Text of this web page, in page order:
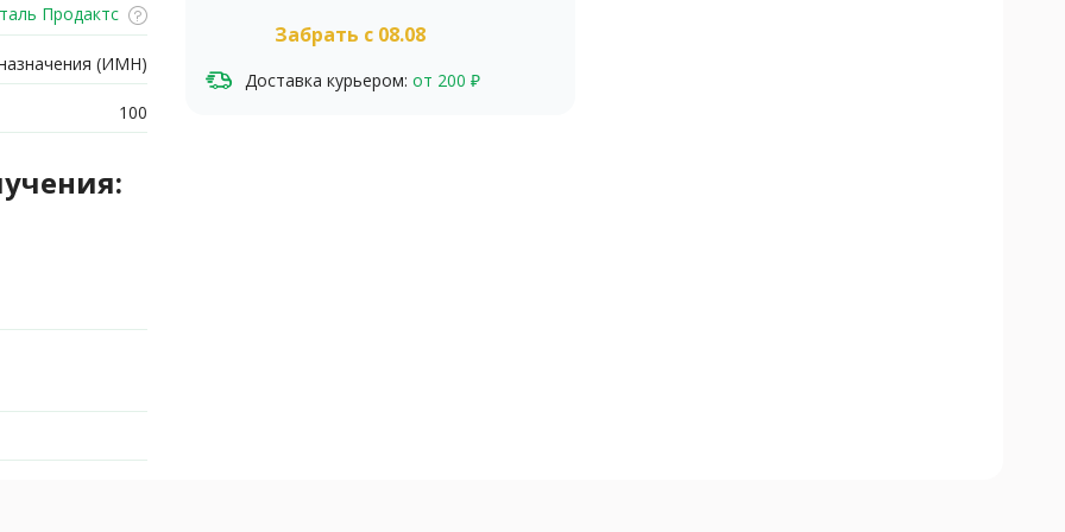
Продактс
(ИМН)
100
Забрать c 08.08
Доставка курьером: от 200 ₽